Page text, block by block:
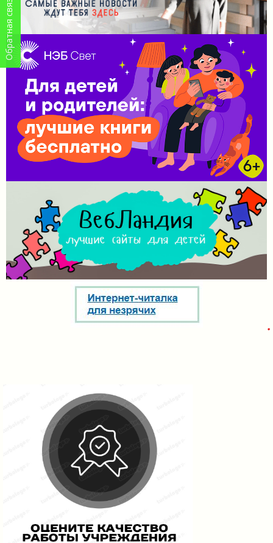
Обратная связь